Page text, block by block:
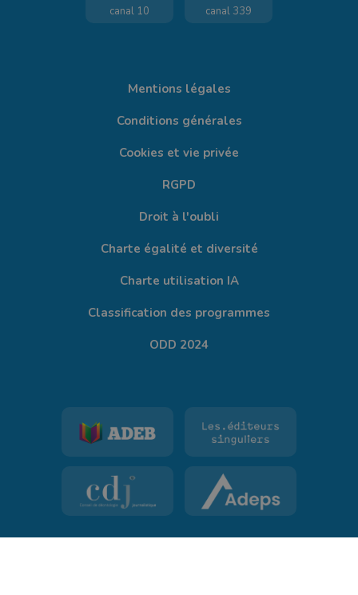
canal 10 canal 339
Mentions légales
Conditions générales
Cookies et vie privée
RGPD
Droit à l'oubli
Charte égalité et diversité
Charte utilisation IA
Classification des programmes
ODD 2024